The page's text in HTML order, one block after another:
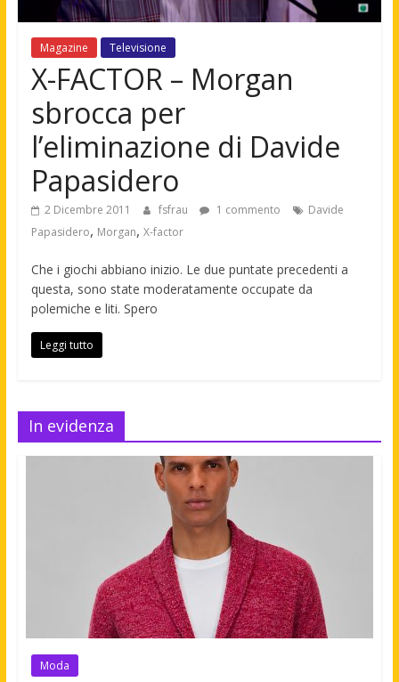
Magazine Televisione
X-FACTOR – Morgan
sbrocca per
l’eliminazione di Davide
Papasidero
2 Dicembre 2011 fsfrau 1 commento
Davide
Papasidero, Morgan, X-factor
Che i giochi abbiano inizio. Le due puntate precedenti a
questa, sono state moderatamente occupate da
polemiche e liti. Spero
Leggi tutto
In evidenza
Moda